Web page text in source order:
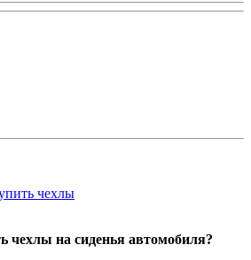
чехлы
чехлы на сиденья автомобиля?